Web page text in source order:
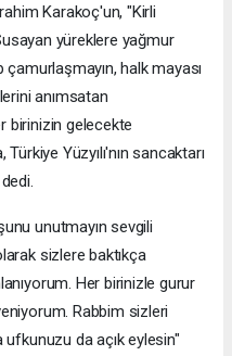
Karakoç'un, "Kirli
yüreklere yağmur
halk mayası
anımsatan
birinizin gelecekte
Yüzyılı'nın sancaktarı
unutmayın sevgili
sizlere baktıkça
Her birinizle gurur
Rabbim sizleri
ufkunuzu da açık eylesin"